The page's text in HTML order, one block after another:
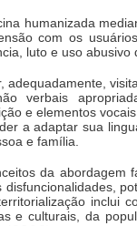
humanizada
com os
luto e uso abusivo
adequadamente,
verbais
e elementos
a adaptar sua
e família.
da abordagem
inclui
e culturais, da